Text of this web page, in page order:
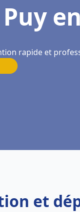
rapide et
et